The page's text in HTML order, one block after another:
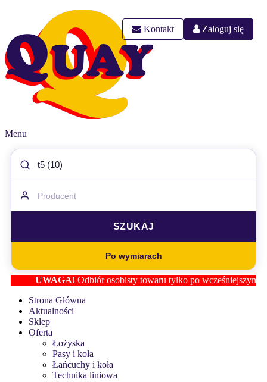
Kontakt Zaloguj się
Menu
Po wymiarach
UWAGA!Odbiór osobisty towaru tylko po wcześniejszym
Strona Główna
Aktualności
Sklep
Oferta
Łożyska
Pasy i koła
Łańcuchy i koła
Technika liniowa